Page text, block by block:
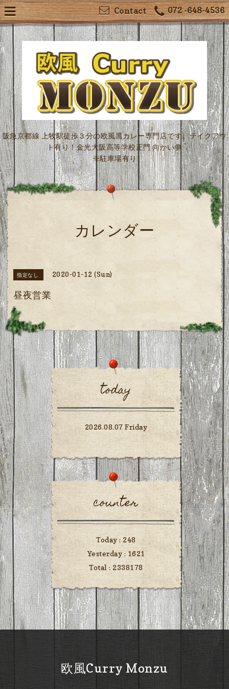
072 -648-4536
Contact
阪急京都線 上牧駅徒歩３分の欧風黒カレー専門店です。テイクアウ
ト有り！金光大阪高等学校正門 向かい側
※駐車場有り
カレンダー
指定なし 2020-01-12 (Sun)
昼夜営業
today
2026.08.07 Friday
counter
Today : 248
Yesterday : 1621
Total : 2338178
欧風Curry Monzu